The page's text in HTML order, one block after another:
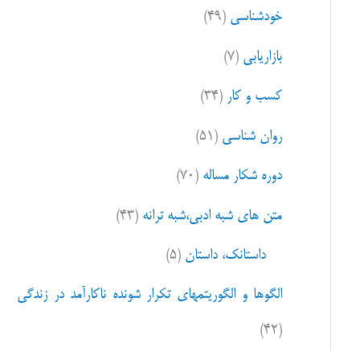
خودشناسی (۴۹)
بازاریابی (۷)
کسب و کار (۳۴)
روان شناسی (۵۱)
دوره شکار مساله (۷۰)
متن های شبه ادبی،شبه ترانه (۴۳)
داستانک، داستان (۵)
الگوها و الگوریتمهای تکرار شونده ناکارآمد در زندگی
(۴۲)